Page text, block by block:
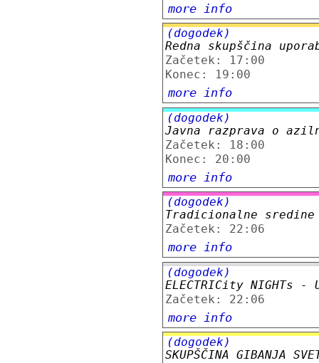
more info
(dogodek)
Redna skupščina
Začetek: 17:00
Konec: 19:00
more info
(dogodek)
Javna razprava o
Začetek: 18:00
Konec: 20:00
more info
(dogodek)
Tradicionalne sredine
Začetek: 22:06
more info
(dogodek)
ELECTRICity NIGHTs
Začetek: 22:06
more info
(dogodek)
SKUPŠČINA GIBANJA